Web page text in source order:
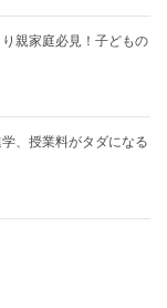
親家庭必見！子どもの
、授業料がタダになる